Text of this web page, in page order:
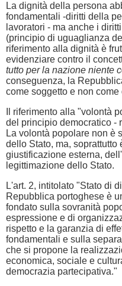
La dignità della persona
fondamentali -diritti della
lavoratori - ma anche i
(principio di uguaglianza
riferimento alla dignità è
evidenziare contro il
tutto per la nazione niente
conseguenza, la
come soggetto e non
Il riferimento alla "volontà
del principio democratico -
La volontà popolare non è
dello Stato, ma, soprattutto
giustificazione esterna,
legittimazione dello Stato.
L'art. 2, intitolato "Stato di
Repubblica portoghese è
fondato sulla sovranità
espressione e di
rispetto e la garanzia di
fondamentali e sulla
che si propone la
economica, sociale e
democrazia partecipativa."